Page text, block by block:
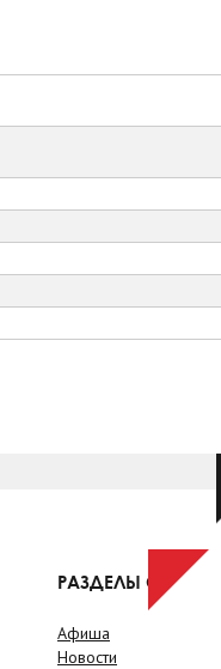
РАЗДЕЛЫ САЙТА
Афиша
Новости